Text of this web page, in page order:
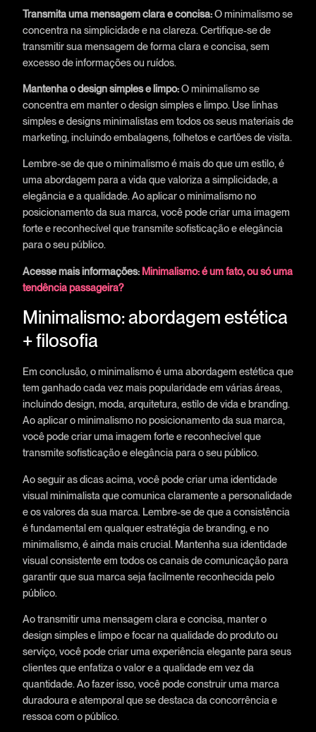
Transmita uma mensagem clara e concisa:O minimalismo se
concentra na simplicidade e na clareza. Certifique-se de
transmitir sua mensagem de forma clara e concisa, sem
excesso de informações ou ruídos.
Mantenha o design simples e limpo:O minimalismo se
concentra em manter o design simples e limpo. Use linhas
simples e designs minimalistas em todos os seus materiais de
marketing, incluindo embalagens, folhetos e cartões de visita.
Lembre-se de que o minimalismo é mais do que um estilo, é
uma abordagem para a vida que valoriza a simplicidade, a
elegância e a qualidade. Ao aplicar o minimalismo no
posicionamento da sua marca, você pode criar uma imagem
forte e reconhecível que transmite sofisticação e elegância
para o seu público.
Acesse mais informações: Minimalismo: é um fato, ou só uma
tendência passageira?
Minimalismo: abordagem estética
+ filosofia
Em conclusão, o minimalismo é uma abordagem estética que
tem ganhado cada vez mais popularidade em várias áreas,
incluindo design, moda, arquitetura, estilo de vida e branding.
Ao aplicar o minimalismo no posicionamento da sua marca,
você pode criar uma imagem forte e reconhecível que
transmite sofisticação e elegância para o seu público.
Ao seguir as dicas acima, você pode criar uma identidade
visual minimalista que comunica claramente a personalidade
e os valores da sua marca. Lembre-se de que a consistência
é fundamental em qualquer estratégia de branding, e no
minimalismo, é ainda mais crucial. Mantenha sua identidade
visual consistente em todos os canais de comunicação para
garantir que sua marca seja facilmente reconhecida pelo
público.
Ao transmitir uma mensagem clara e concisa, manter o
design simples e limpo e focar na qualidade do produto ou
serviço, você pode criar uma experiência elegante para seus
clientes que enfatiza o valor e a qualidade em vez da
quantidade. Ao fazer isso, você pode construir uma marca
duradoura e atemporal que se destaca da concorrência e
ressoa com o público.